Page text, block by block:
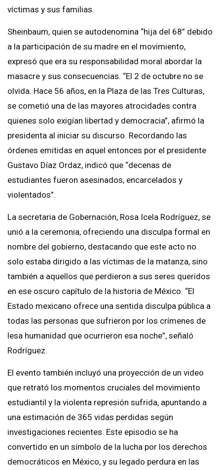
víctimas y sus familias.
Sheinbaum, quien se autodenomina “hija del 68” debido
a la participación de su madre en el movimiento,
expresó que era su responsabilidad moral abordar la
masacre y sus consecuencias. “El 2 de octubre no se
olvida. Hace 56 años, en la Plaza de las Tres Culturas,
se cometió una de las mayores atrocidades contra
quienes solo exigían libertad y democracia”, afirmó la
presidenta al iniciar su discurso. Recordando las
órdenes emitidas en aquel entonces por el presidente
Gustavo Díaz Ordaz, indicó que “decenas de
estudiantes fueron asesinados, encarcelados y
violentados”.
La secretaria de Gobernación, Rosa Icela Rodríguez, se
unió a la ceremonia, ofreciendo una disculpa formal en
nombre del gobierno, destacando que este acto no
solo estaba dirigido a las víctimas de la matanza, sino
también a aquellos que perdieron a sus seres queridos
en ese oscuro capítulo de la historia de México. “El
Estado mexicano ofrece una sentida disculpa pública a
todas las personas que sufrieron por los crímenes de
lesa humanidad que ocurrieron esa noche”, señaló
Rodríguez.
El evento también incluyó una proyección de un video
que retrató los momentos cruciales del movimiento
estudiantil y la violenta represión sufrida, apuntando a
una estimación de 365 vidas perdidas según
investigaciones recientes. Este episodio se ha
convertido en un símbolo de la lucha por los derechos
democráticos en México, y su legado perdura en las